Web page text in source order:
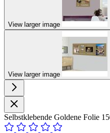
View larger image
View larger image
Selbstklebende Goldene Folie